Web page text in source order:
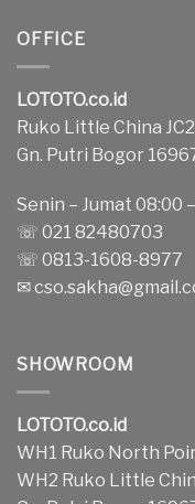
OFFICE
LOTOTO.co.id
Ruko Little China
Gn. Putri Bogor
Senin – Jumat 08:00
☏ 021 82480703
☏ 0813-1608-8977
✉
SHOWROOM
LOTOTO.co.id
WH1 Ruko North
WH2 Ruko Little